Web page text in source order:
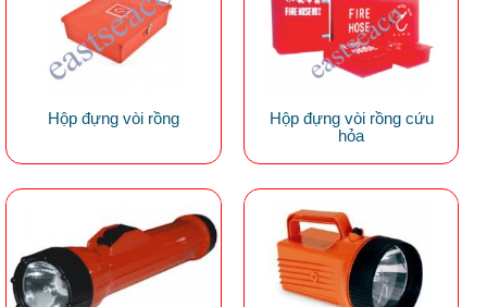
Hộp đựng vòi rồng
Hộp đựng vòi rồng cứu
hỏa